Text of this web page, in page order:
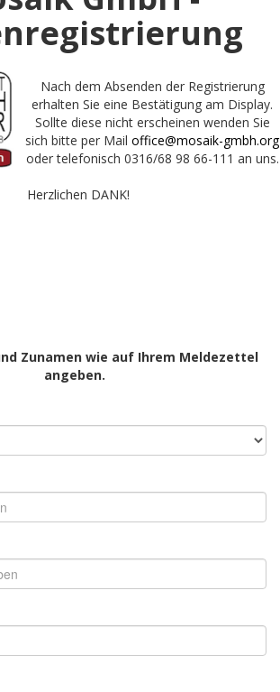
Nach dem Absenden der Registrierung
erhalten Sie eine Bestätigung am Display.
Sollte diese nicht erscheinen wenden Sie
sich bitte per Mail office@mosaik-gmbh.org
oder telefonisch 0316/68 98 66-111 an uns.
Herzlichen DANK!
Zunamen wie auf Ihrem Meldezettel
angeben.